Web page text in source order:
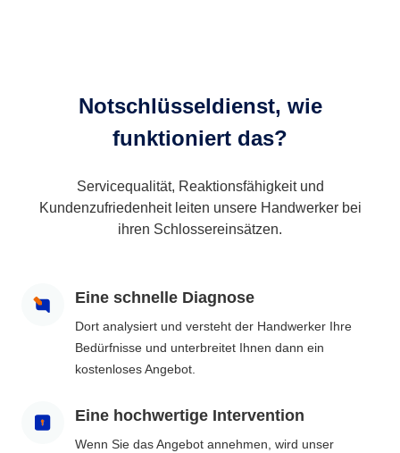
Notschlüsseldienst, wie
funktioniert das?
Servicequalität, Reaktionsfähigkeit und
Kundenzufriedenheit leiten unsere Handwerker bei
ihren Schlossereinsätzen.
Eine schnelle Diagnose
Dort analysiert und versteht der Handwerker Ihre
Bedürfnisse und unterbreitet Ihnen dann ein
kostenloses Angebot.
Eine hochwertige Intervention
Wenn Sie das Angebot annehmen, wird unser